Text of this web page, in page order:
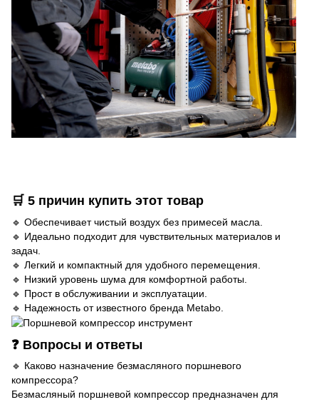
🛒 5 причин купить этот товар
🔹 Обеспечивает чистый воздух без примесей масла.
🔹 Идеально подходит для чувствительных материалов и
задач.
🔹 Легкий и компактный для удобного перемещения.
🔹 Низкий уровень шума для комфортной работы.
🔹 Прост в обслуживании и эксплуатации.
🔹 Надежность от известного бренда Metabo.
❓ Вопросы и ответы
🔹 Каково назначение безмасляного поршневого
компрессора?
Безмасляный поршневой компрессор предназначен для